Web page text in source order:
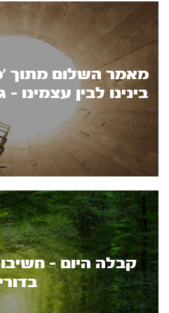
מאמר השלום מתוך
בינינו לבין עצמינו
קבלה היום -